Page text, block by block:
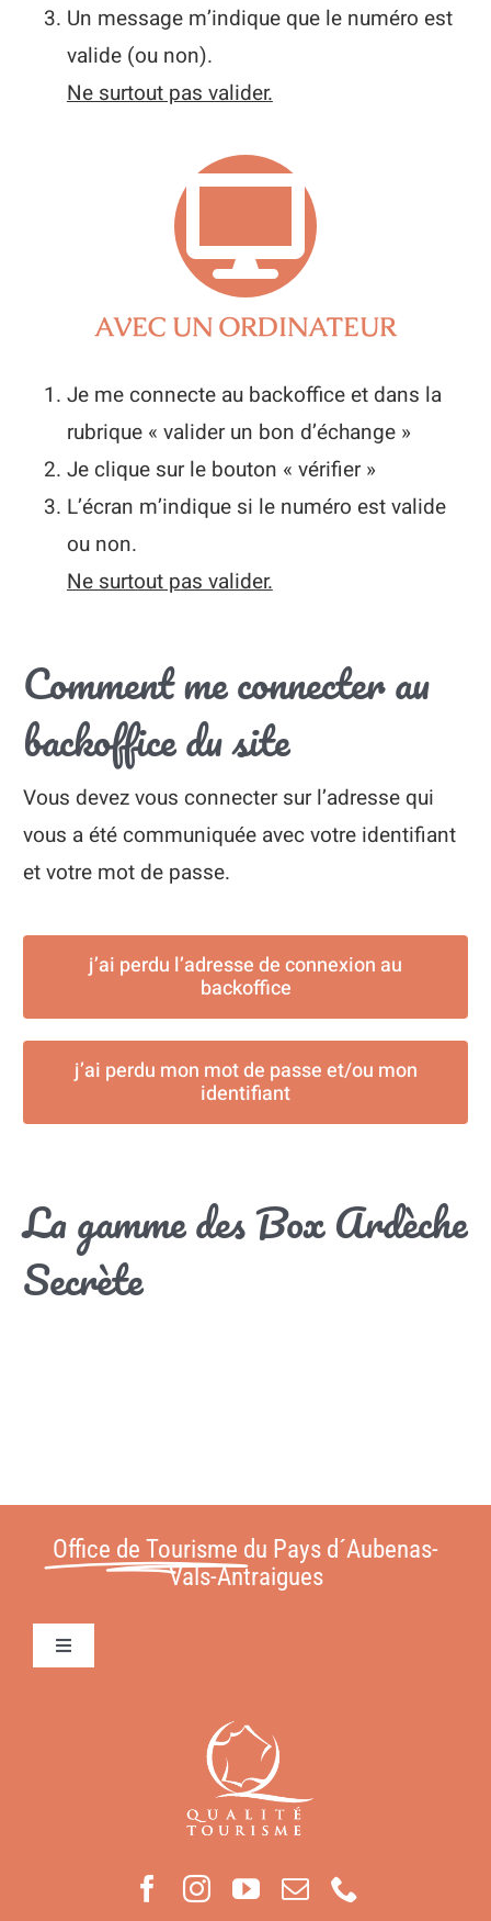
Un message m’indique que le numéro est
valide (ou non).
Ne surtout pas valider.
AVEC UN ORDINATEUR
Je me connecte au backoffice et dans la
rubrique « valider un bon d’échange »
Je clique sur le bouton « vérifier »
L’écran m’indique si le numéro est valide
ou non.
Ne surtout pas valider.
Comment me connecter au
backoffice du site
Vous devez vous connecter sur l’adresse qui
vous a été communiquée avec votre identifiant
et votre mot de passe.
j’ai perdu l’adresse de connexion au
backoffice
j’ai perdu mon mot de passe et/ou mon
identifiant
La gamme des Box Ardèche
Secrète
Office de Tourisme du Pays d´Aubenas-
Vals-Antraigues
Toggle